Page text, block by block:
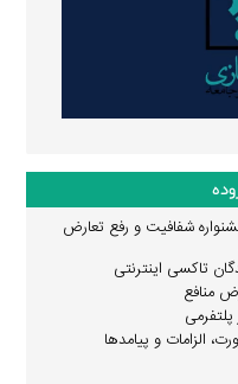
شفافیت و رفع تعارض
تاکسی اینترنتی
منافع
پلتفرمی
الزامات و پیامدها